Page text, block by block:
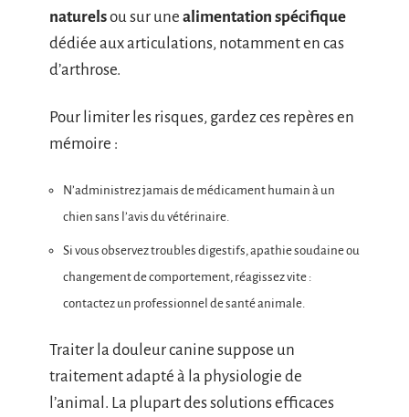
naturelsou sur une alimentation spécifique
dédiée aux articulations, notamment en cas
d’arthrose.
Pour limiter les risques, gardez ces repères en
mémoire :
N’administrez jamais de médicament humain à un
chien sans l’avis du vétérinaire.
Si vous observez troubles digestifs, apathie soudaine ou
changement de comportement, réagissez vite :
contactez un professionnel de santé animale.
Traiter la douleur canine suppose un
traitement adapté à la physiologie de
l’animal. La plupart des solutions efficaces